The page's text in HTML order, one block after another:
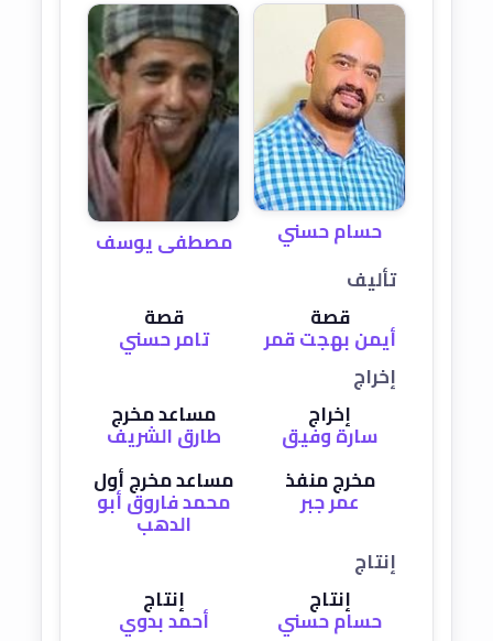
حسام حسني
مصطفى يوسف
تأليف
قصة
أيمن بهجت قمر
قصة
تامر حسني
إخراج
إخراج
سارة وفيق
مساعد مخرج
طارق الشريف
مخرج منفذ
عمر جبر
مساعد مخرج أول
محمد فاروق أبو
الدهب
إنتاج
إنتاج
حسام حسني
إنتاج
أحمد بدوي